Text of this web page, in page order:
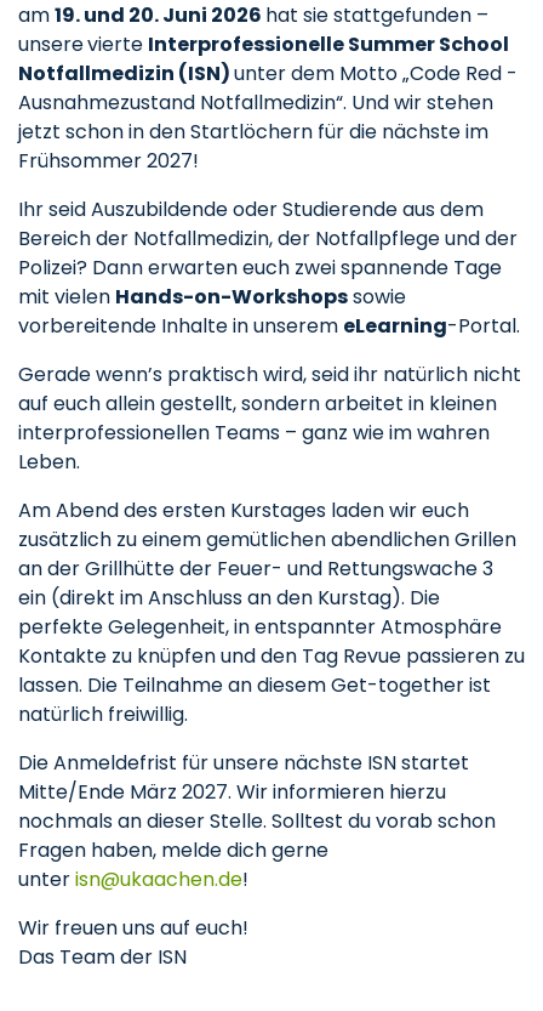
am19. und 20. Juni 2026 hat sie stattgefunden –
unserevierte Interprofessionelle Summer School
Notfallmedizin (ISN)unter dem Motto „Code Red -
Ausnahmezustand Notfallmedizin“. Und wir stehen
jetzt schon in den Startlöchern für die nächste im
Frühsommer 2027!
Ihr seid Auszubildende oder Studierende aus dem
Bereich der Notfallmedizin, der Notfallpflege und der
Polizei? Dann erwarten euch zwei spannende Tage
mit vielen Hands-on-Workshopssowie
vorbereitende Inhalte in unserem eLearning-Portal.
Gerade wenn’s praktisch wird, seid ihr natürlich nicht
auf euch allein gestellt, sondern arbeitet in kleinen
interprofessionellen Teams – ganz wie im wahren
Leben.
Am Abend des ersten Kurstages laden wir euch
zusätzlich zu einem gemütlichen abendlichen Grillen
an der Grillhütte der Feuer- und Rettungswache 3
ein (direkt im Anschluss an den Kurstag). Die
perfekte Gelegenheit, in entspannter Atmosphäre
Kontakte zu knüpfen und den Tag Revue passieren zu
lassen. Die Teilnahme an diesem Get-together ist
natürlich freiwillig.
Die Anmeldefrist für unsere nächste ISN startet
Mitte/Ende März 2027. Wir informieren hierzu
nochmals an dieser Stelle. Solltest du vorab schon
Fragen haben, melde dich gerne
unterisn ukaachende!
Wir freuen uns auf euch!
Das Team der ISN